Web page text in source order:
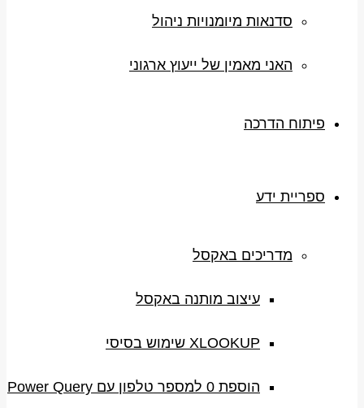
סדנאות מיומנויות ניהול
האני מאמין של ייעוץ ארגוני
פיתוח הדרכה
ספריית ידע
מדריכים באקסל
עיצוב מותנה באקסל
XLOOKUP שימוש בסיסי
הוספת 0 למספר טלפון עם Power Query